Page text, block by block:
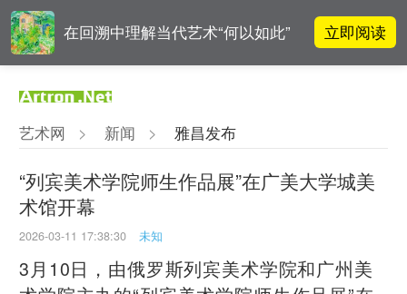
在回溯中理解当代艺术“何以如此” 立即阅读
影响力榜单
李铁夫冯钢百领衔 作为群体的早期
粤籍留美艺术家
翟莫梵：绘画少年的广阔天空
艺术网 > 新闻 > 雅昌发布
“列宾美术学院师生作品展”在广美大学城美
术馆开幕
2026-03-11 17:38:30 未知
3月10日，由俄罗斯列宾美术学院和广州美